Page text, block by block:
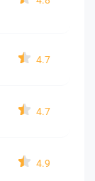
4.7
4.7
4.9